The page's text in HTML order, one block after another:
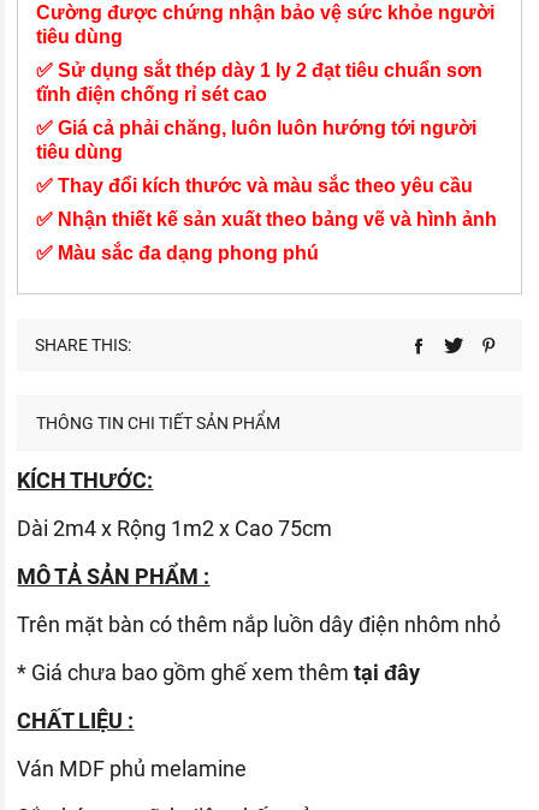
Cường được chứng nhận bảo vệ sức khỏe người
tiêu dùng
✅ Sử dụng sắt thép dày 1 ly 2 đạt tiêu chuẩn sơn
tĩnh điện chống rỉ sét cao
✅ Giá cả phải chăng, luôn luôn hướng tới người
tiêu dùng
✅ Thay đổi kích thước và màu sắc theo yêu cầu
✅ Nhận thiết kế sản xuất theo bảng vẽ và hình ảnh
✅ Màu sắc đa dạng phong phú
SHARE THIS:
THÔNG TIN CHI TIẾT SẢN PHẨM
KÍCH THƯỚC:
Dài 2m4 x Rộng 1m2 x Cao 75cm
MÔ TẢ SẢN PHẨM :
Trên mặt bàn có thêm nắp luồn dây điện nhôm nhỏ
* Giá chưa bao gồm ghế xem thêmtại đây
CHẤT LIỆU :
Ván MDF phủ melamine